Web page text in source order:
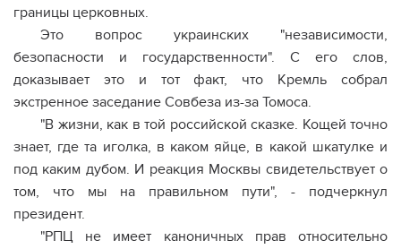
границы церковных.
Это вопрос украинских "независимости,
безопасности и государственности". С его слов,
доказывает это и тот факт, что Кремль собрал
экстренное заседание Совбеза из-за Томоса.
"В жизни, как в той российской сказке. Кощей точно
знает, где та иголка, в каком яйце, в какой шкатулке и
под каким дубом. И реакция Москвы свидетельствует о
том, что мы на правильном пути", - подчеркнул
президент.
"РПЦ не имеет каноничных прав относительно